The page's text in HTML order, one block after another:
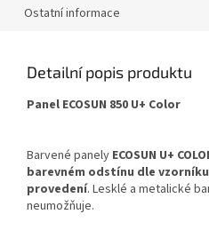
Ostatní informace
Detailní popis produktu
Panel ECOSUN 850 U+ Color
Barvené panely ECOSUN U+
barevném odstínu dle vzorníku
provedení. Lesklé a metalické
neumožňuje.